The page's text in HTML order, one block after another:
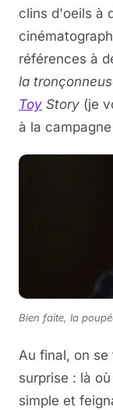
clins d'oeils à
références à
la
Toy Story (je
à la
Bien faite, la
Au final, on
surprise : là
simple et